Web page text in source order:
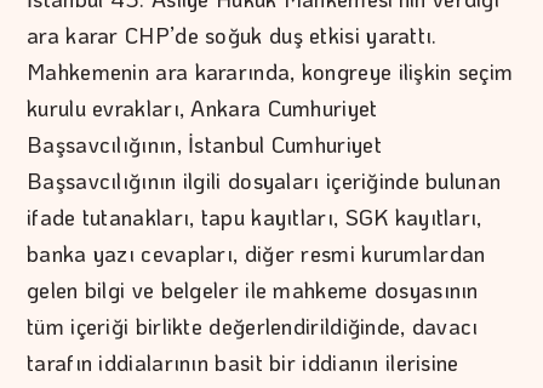
ara karar CHP’de soğuk duş etkisi yarattı.
Mahkemenin ara kararında, kongreye ilişkin seçim
kurulu evrakları, Ankara Cumhuriyet
Başsavcılığının, İstanbul Cumhuriyet
Başsavcılığının ilgili dosyaları içeriğinde bulunan
ifade tutanakları, tapu kayıtları, SGK kayıtları,
banka yazı cevapları, diğer resmi kurumlardan
gelen bilgi ve belgeler ile mahkeme dosyasının
tüm içeriği birlikte değerlendirildiğinde, davacı
tarafın iddialarının basit bir iddianın ilerisine